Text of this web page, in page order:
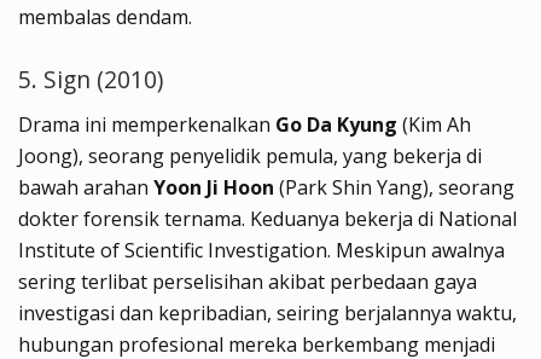
membalas dendam.
5. Sign (2010)
Drama ini memperkenalkan Go Da Kyung (Kim Ah
Joong), seorang penyelidik pemula, yang bekerja di
bawah arahan Yoon Ji Hoon (Park Shin Yang), seorang
dokter forensik ternama. Keduanya bekerja di National
Institute of Scientific Investigation. Meskipun awalnya
sering terlibat perselisihan akibat perbedaan gaya
investigasi dan kepribadian, seiring berjalannya waktu,
hubungan profesional mereka berkembang menjadi